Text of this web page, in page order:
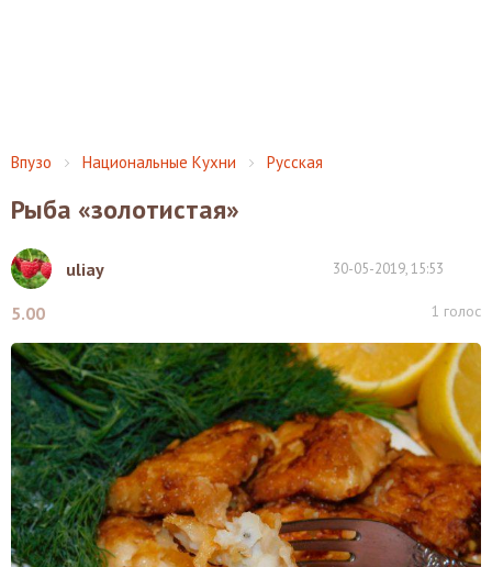
Впузо Национальные Кухни Русская
Рыба «золотистая»
uliay 30-05-2019, 15:53
5.00 1 голос